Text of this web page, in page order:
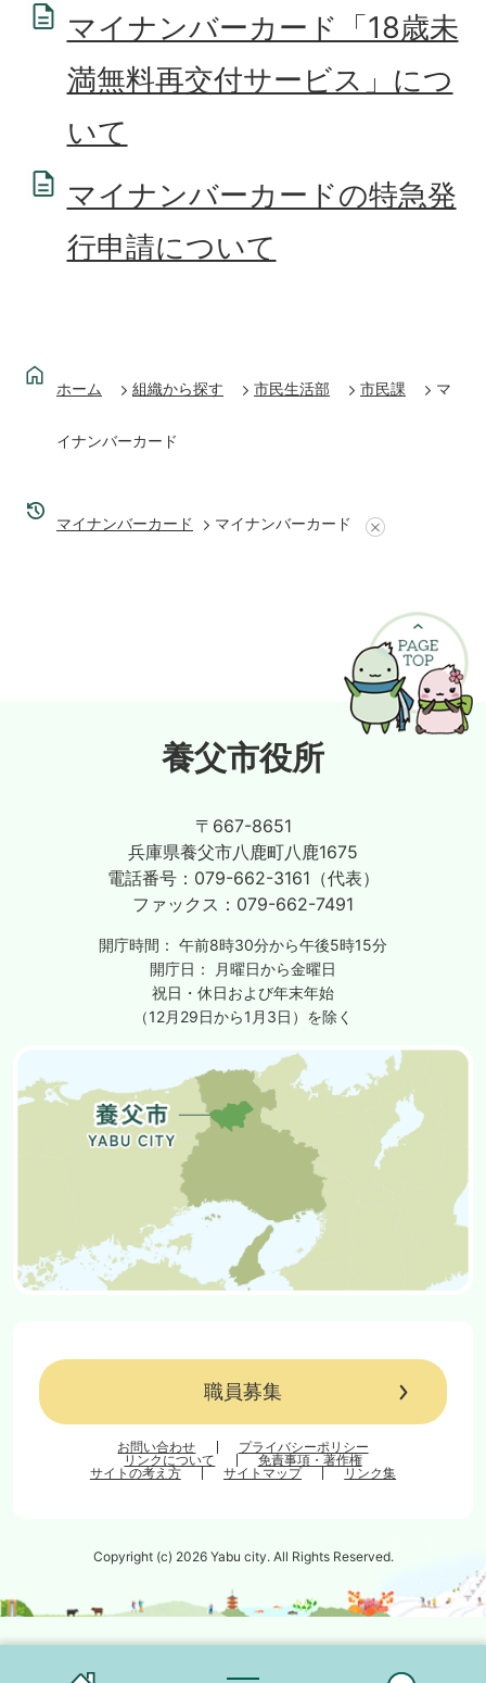
マイナンバーカード「18歳未
満無料再交付サービス」につ
いて
マイナンバーカードの特急発
行申請について
ホーム 組織から探す 市民生活部 市民課 マ
イナンバーカード
マイナンバーカード マイナンバーカード
養父市役所
〒667-8651
兵庫県養父市八鹿町八鹿1675
電話番号： 079-662-3161（代表）
ファックス： 079-662-7491
開庁時間： 午前8時30分から午後5時15分
開庁日：
月曜日から金曜日
祝日・休日および年末年始
（12月29日から1月3日）を除く
職員募集
お問い合わせ
プライバシーポリシー
リンクについて
免責事項・著作権
サイトの考え方
サイトマップ リンク集
Copyright (c) 2026 Yabu city. All Rights Reserved.